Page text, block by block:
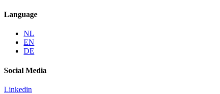
Language
NL
EN
DE
Social Media
Linkedin